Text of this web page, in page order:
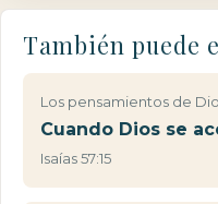
También puede
Los pensamientos de
Cuando Dios se
Isaías 57:15